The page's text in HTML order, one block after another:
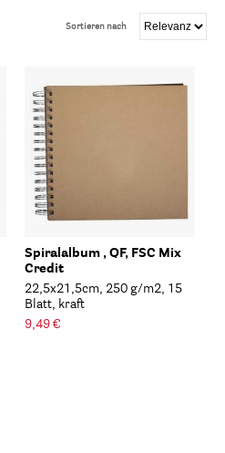
Sortieren nach
Spiralalbum , QF, FSC Mix
Credit
22,5x21,5cm, 250 g/m2, 15
Blatt, kraft
9,49 €